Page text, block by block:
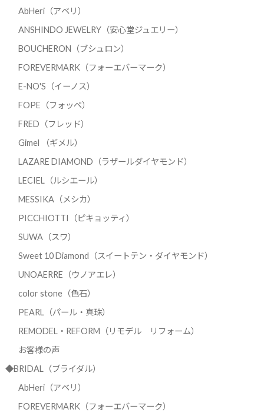
AbHeri（アベリ）
ANSHINDO JEWELRY（安心堂ジュエリー）
BOUCHERON（ブシュロン）
FOREVERMARK（フォーエバーマーク）
E-NO'S（イーノス）
FOPE（フォッペ）
FRED（フレッド）
Gimel （ギメル）
LAZARE DIAMOND（ラザールダイヤモンド）
LECIEL（ルシエール）
MESSIKA（メシカ）
PICCHIOTTI（ピキョッティ）
SUWA（スワ）
Sweet 10 Diamond（スイートテン・ダイヤモンド）
UNOAERRE（ウノアエレ）
color stone（色石）
PEARL（パール・真珠）
REMODEL・REFORM（リモデル リフォーム）
お客様の声
◆BRIDAL（ブライダル）
AbHeri（アベリ）
FOREVERMARK（フォーエバーマーク）